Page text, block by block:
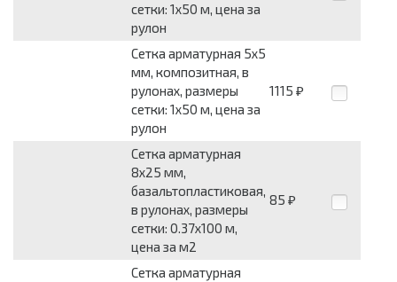
сетки: 1x50 м, цена за
рулон
Сетка арматурная 5x5
мм, композитная, в
рулонах, размеры
сетки: 1x50 м, цена за
рулон
1115 ₽
Сетка арматурная
8x25 мм,
базальтопластиковая,
в рулонах, размеры
сетки: 0.37x100 м,
цена за м2
85 ₽
Сетка арматурная